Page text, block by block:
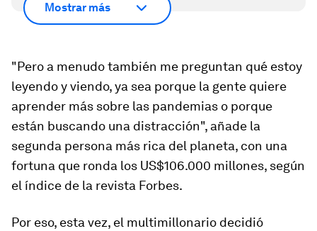
Mostrar más
"Pero a menudo también me preguntan qué estoy
leyendo y viendo, ya sea porque la gente quiere
aprender más sobre las pandemias o porque
están buscando una distracción", añade la
segunda persona más rica del planeta, con una
fortuna que ronda los US$106.000 millones, según
el índice de la revista Forbes.
Por eso, esta vez, el multimillonario decidió